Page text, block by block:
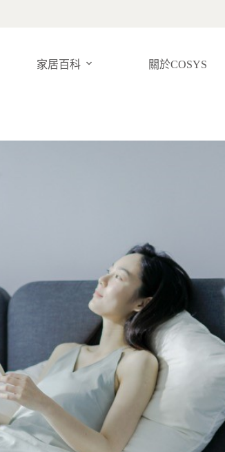
家居百科 關於COSYS